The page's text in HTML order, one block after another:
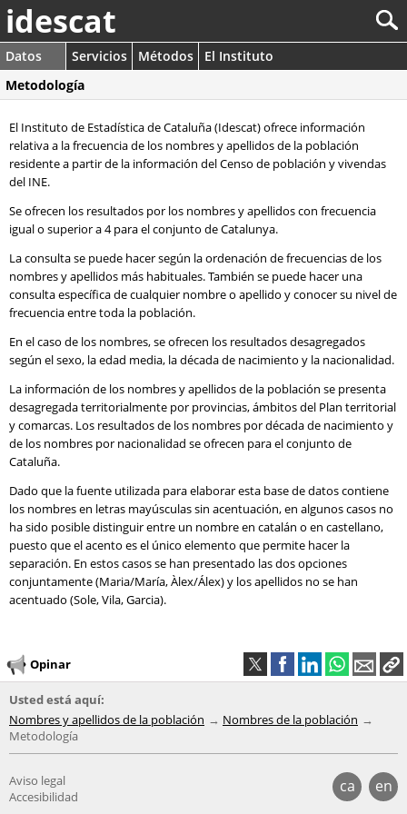
idescat
Datos Servicios Métodos
El Instituto
Metodología
El Instituto de Estadística de Cataluña (Idescat) ofrece información
relativa a la frecuencia de los nombres y apellidos de la población
residente a partir de la información del Censo de población y vivendas
del INE.
Se ofrecen los resultados por los nombres y apellidos con frecuencia
igual o superior a 4 para el conjunto de Catalunya.
La consulta se puede hacer según la ordenación de frecuencias de los
nombres y apellidos más habituales. También se puede hacer una
consulta específica de cualquier nombre o apellido y conocer su nivel de
frecuencia entre toda la población.
En el caso de los nombres, se ofrecen los resultados desagregados
según el sexo, la edad media, la década de nacimiento y la nacionalidad.
La información de los nombres y apellidos de la población se presenta
desagregada territorialmente por provincias, ámbitos del Plan territorial
y comarcas. Los resultados de los nombres por década de nacimiento y
de los nombres por nacionalidad se ofrecen para el conjunto de
Cataluña.
Dado que la fuente utilizada para elaborar esta base de datos contiene
los nombres en letras mayúsculas sin acentuación, en algunos casos no
ha sido posible distinguir entre un nombre en catalán o en castellano,
puesto que el acento es el único elemento que permite hacer la
separación. En estos casos se han presentado las dos opciones
conjuntamente (Maria/María, Àlex/Álex) y los apellidos no se han
acentuado (Sole, Vila, Garcia).
Opinar
Usted está aquí:
Nombres y apellidos de la población
Nombres de la población
Metodología
ca en
Aviso legal
Accesibilidad